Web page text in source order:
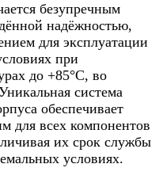
безупречным
надёжностью,
для эксплуатации
при
до +85°C, во
система
обеспечивает
для всех компонентов
их срок службы
условиях.